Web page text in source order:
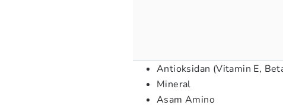
Antioksidan (Vitamin E,
Mineral
Asam Amino